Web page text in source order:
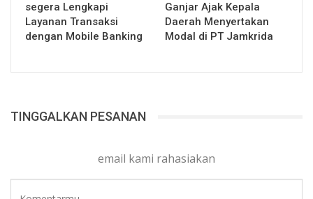
segera Lengkapi
Layanan Transaksi
dengan Mobile Banking
Ganjar Ajak Kepala
Daerah Menyertakan
Modal di PT Jamkrida
TINGGALKAN PESANAN
email kami rahasiakan